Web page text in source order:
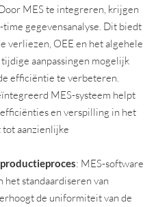
MES te integreren, krijgen
gegevensanalyse. Dit biedt
verliezen, OEE en het algehele
aanpassingen mogelijk
efficiëntie te verbeteren.
MES-systeem helpt
en verspilling in het
aanzienlijke
: MES-software
standaardiseren van
de uniformiteit van de